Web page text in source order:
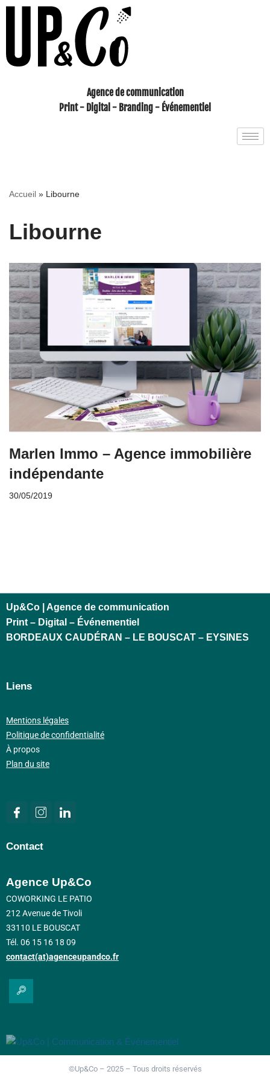
contenu
Agence de communication
Print - Digital - Branding - Événementiel
Accueil » Libourne
Libourne
Marlen Immo – Agence immobilière
indépendante
30/05/2019
Up&Co | Agence de communication
Print – Digital – Événementiel
BORDEAUX CAUDÉRAN – LE BOUSCAT – EYSINES
Liens
Mentions légales
Politique de confidentialité
À propos
Plan du site
Contact
Agence Up&Co
COWORKING LE PATIO
212 Avenue de Tivoli
33110 LE BOUSCAT
Tél. 06 15 16 18 09
contact(at)agenceupandco.fr
©Up&Co – 2025 – Tous droits réservés